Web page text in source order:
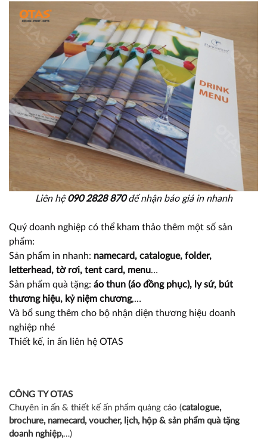
Liên hệ090 2828 870để nhận báo giá in nhanh
Quý doanh nghiệp có thể kham thảo thêm một số sản
phẩm:
Sản phẩm in nhanh: namecard, catalogue, folder,
letterhead, tờ rơi, tent card, menu…
Sản phẩm quà tặng: áo thun (áo đồng phục), ly sứ, bút
thương hiệu, kỷ niệm chương,…
Và bổ sung thêm cho bộ nhận diện thương hiệu doanh
nghiệp nhé
Thiết kế, in ấn liên hệ OTAS
CÔNG TY OTAS
Chuyên in ấn & thiết kế ấn phẩm quảng cáo (catalogue,
brochure, namecard, voucher, lịch, hộp& sản phẩm quà tặng
doanh nghiệp,…)